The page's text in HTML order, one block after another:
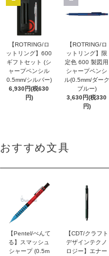
【ROTRING/ロ
ットリング】600
ギフトセット (シ
ャープペンシル
0.5mm/シルバー)
6,930円(税630
円)
【ROTRING/ロ
ットリング】限
定色 600 製図用
シャープペンシ
ル(0.5mm/ダーク
ブルー)
3,630円(税330
円)
おすすめ文具
【Pentel/ぺんて
る】スマッシュ
シャープ (0.5m
【CDT/クラフト
デザインテクノ
ロジー】エナー